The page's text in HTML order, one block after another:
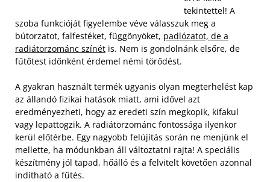
tekintettel! A
szoba funkcióját figyelembe véve válasszuk meg a
bútorzatot, falfestéket, függönyöket, padlózatot, de a
radiátorzománc színét is. Nem is gondolnánk elsőre, de
fűtőtest időnként érdemel némi törődést.
A gyakran használt termék ugyanis olyan megterhelést kap
az állandó fizikai hatások miatt, ami idővel azt
eredményezheti, hogy az eredeti szín megkopik, kifakul
vagy lepattogzik. A radiátorzománc fontossága ilyenkor
kerül előtérbe. Egy nagyobb felújítás során ne menjünk el
mellette, ha módunkban áll változtatni rajta! A speciális
készítmény jól tapad, hőálló és a felvitelt követően azonnal
indítható a fűtés.